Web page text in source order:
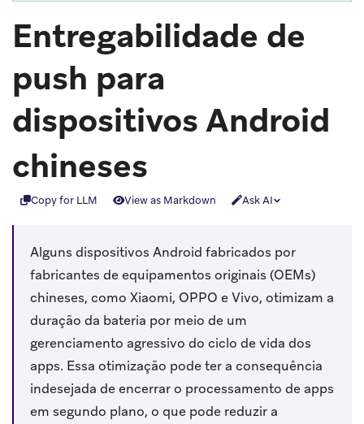
Entregabilidade de
push para
dispositivos Android
chineses
Copy for LLM View as Markdown Ask AI
Alguns dispositivos Android fabricados por
fabricantes de equipamentos originais (OEMs)
chineses, como Xiaomi, OPPO e Vivo, otimizam a
duração da bateria por meio de um
gerenciamento agressivo do ciclo de vida dos
apps. Essa otimização pode ter a consequência
indesejada de encerrar o processamento de apps
em segundo plano, o que pode reduzir a